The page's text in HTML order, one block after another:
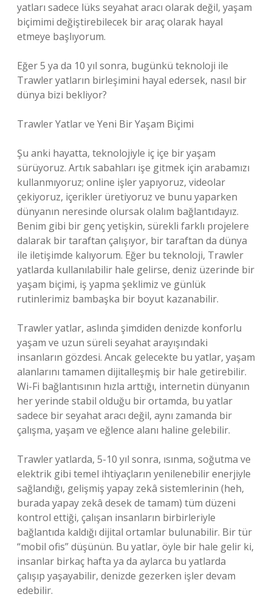
yatları sadece lüks seyahat aracı olarak değil, yaşam
biçimimi değiştirebilecek bir araç olarak hayal
etmeye başlıyorum.
Eğer 5 ya da 10 yıl sonra, bugünkü teknoloji ile
Trawler yatların birleşimini hayal edersek, nasıl bir
dünya bizi bekliyor?
Trawler Yatlar ve Yeni Bir Yaşam Biçimi
Şu anki hayatta, teknolojiyle iç içe bir yaşam
sürüyoruz. Artık sabahları işe gitmek için arabamızı
kullanmıyoruz; online işler yapıyoruz, videolar
çekiyoruz, içerikler üretiyoruz ve bunu yaparken
dünyanın neresinde olursak olalım bağlantıdayız.
Benim gibi bir genç yetişkin, sürekli farklı projelere
dalarak bir taraftan çalışıyor, bir taraftan da dünya
ile iletişimde kalıyorum. Eğer bu teknoloji, Trawler
yatlarda kullanılabilir hale gelirse, deniz üzerinde bir
yaşam biçimi, iş yapma şeklimiz ve günlük
rutinlerimiz bambaşka bir boyut kazanabilir.
Trawler yatlar, aslında şimdiden denizde konforlu
yaşam ve uzun süreli seyahat arayışındaki
insanların gözdesi. Ancak gelecekte bu yatlar, yaşam
alanlarını tamamen dijitalleşmiş bir hale getirebilir.
Wi-Fi bağlantısının hızla arttığı, internetin dünyanın
her yerinde stabil olduğu bir ortamda, bu yatlar
sadece bir seyahat aracı değil, aynı zamanda bir
çalışma, yaşam ve eğlence alanı haline gelebilir.
Trawler yatlarda, 5-10 yıl sonra, ısınma, soğutma ve
elektrik gibi temel ihtiyaçların yenilenebilir enerjiyle
sağlandığı, gelişmiş yapay zekâ sistemlerinin (heh,
burada yapay zekâ desek de tamam) tüm düzeni
kontrol ettiği, çalışan insanların birbirleriyle
bağlantıda kaldığı dijital ortamlar bulunabilir. Bir tür
“mobil ofis” düşünün. Bu yatlar, öyle bir hale gelir ki,
insanlar birkaç hafta ya da aylarca bu yatlarda
çalışıp yaşayabilir, denizde gezerken işler devam
edebilir.